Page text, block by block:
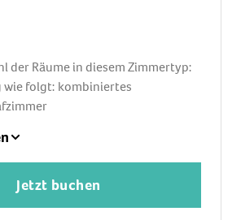
der Räume in diesem Zimmertyp:
wie folgt: kombiniertes
gesteuert
Jetzt buchen